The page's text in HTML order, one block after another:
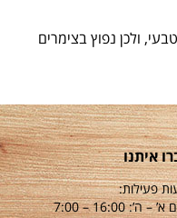
ולכן נפוץ בצימרים
איתנו
פעילות:
– ה’: 16:00 – 7:00